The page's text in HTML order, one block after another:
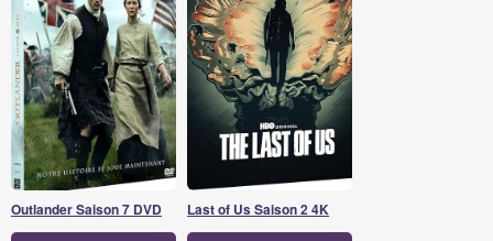
Outlander Saison 7 DVD Last of Us Saison 2 4K